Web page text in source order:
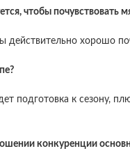
чтобы почувствовать
хорошо
подготовка к сезону,
конкуренции